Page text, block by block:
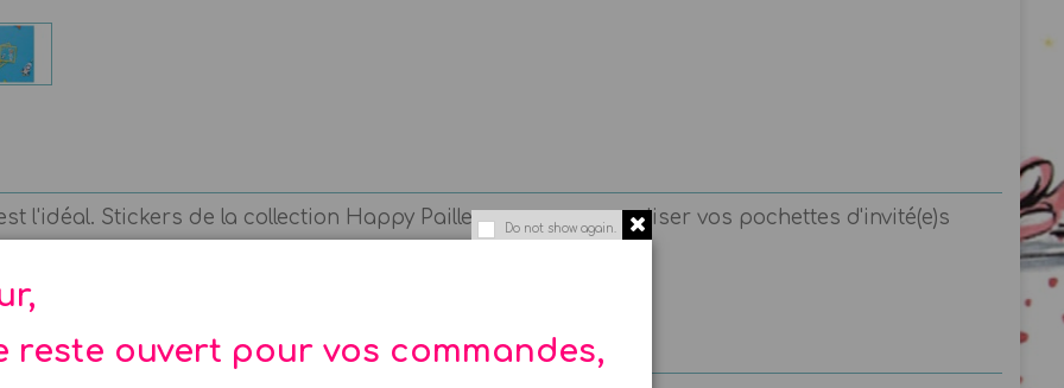
Do not show again.
reste ouvert pour vos commandes,
l'idéal. Stickers de la collection Happy Pailles pour personnaliser vos pochettes d'invité(e)s
x 4,5 cm - Set de 10